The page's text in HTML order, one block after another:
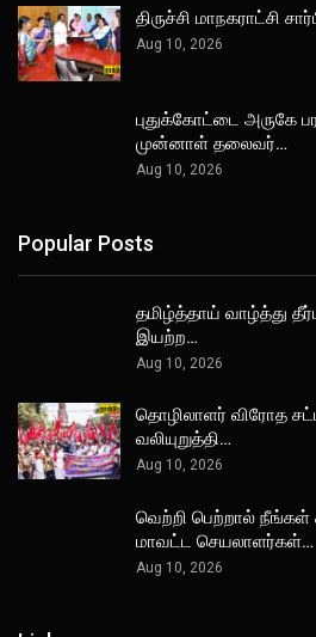
திருச்சி மாநகராட்சி
Aug 10, 2026
புதுக்கோட்டை அருகே
முன்னாள் தலைவர்…
Aug 10, 2026
Popular Posts
தமிழ்த்தாய் வாழ்த்து
இயற்ற…
Aug 10, 2026
தொழிலாளர் விரோத
வலியுறுத்தி…
Aug 10, 2026
வெற்றி பெற்றால்
மாவட்ட செயலாளர்கள்…
Aug 10, 2026